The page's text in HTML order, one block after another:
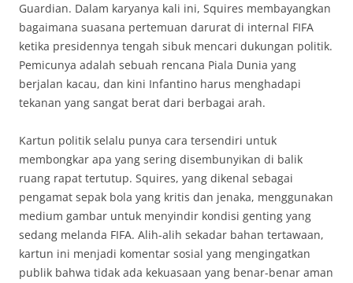
Guardian. Dalam karyanya kali ini, Squires membayangkan
bagaimana suasana pertemuan darurat di internal FIFA
ketika presidennya tengah sibuk mencari dukungan politik.
Pemicunya adalah sebuah rencana Piala Dunia yang
berjalan kacau, dan kini Infantino harus menghadapi
tekanan yang sangat berat dari berbagai arah.
Kartun politik selalu punya cara tersendiri untuk
membongkar apa yang sering disembunyikan di balik
ruang rapat tertutup. Squires, yang dikenal sebagai
pengamat sepak bola yang kritis dan jenaka, menggunakan
medium gambar untuk menyindir kondisi genting yang
sedang melanda FIFA. Alih-alih sekadar bahan tertawaan,
kartun ini menjadi komentar sosial yang mengingatkan
publik bahwa tidak ada kekuasaan yang benar-benar aman